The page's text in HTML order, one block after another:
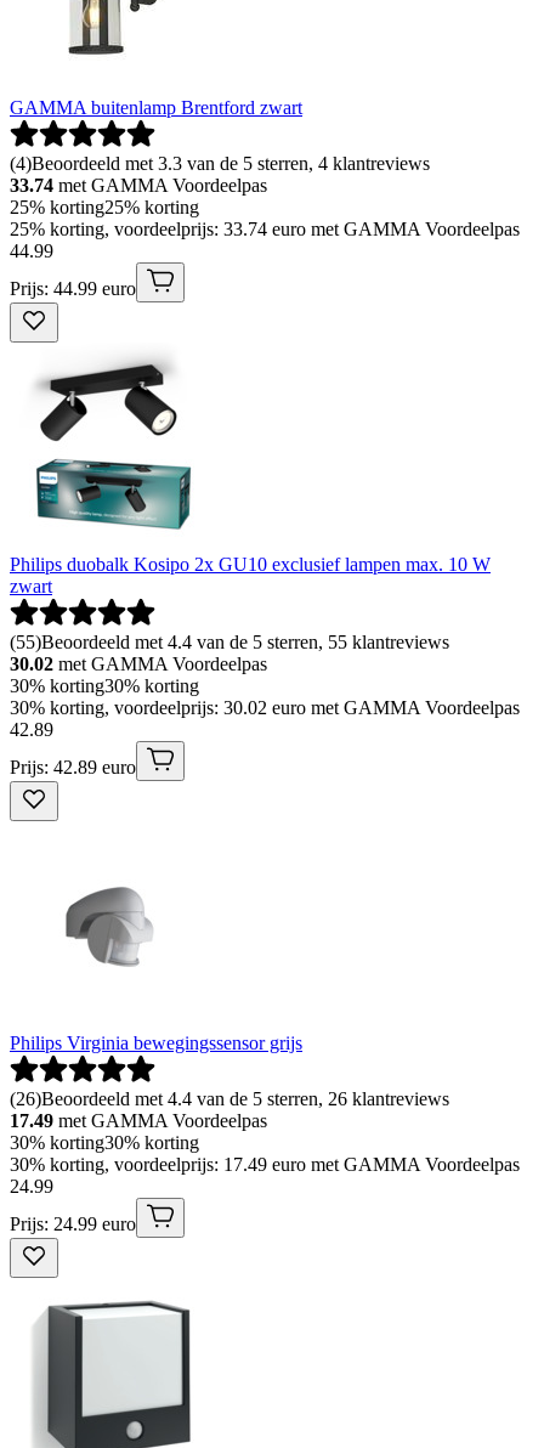
GAMMA buitenlamp Brentford zwart
(4)Beoordeeld met 3.3 van de 5 sterren, 4 klantreviews
33.74 met GAMMA Voordeelpas
25% korting25% korting
25% korting, voordeelprijs: 33.74 euro met GAMMA Voordeelpas
44.99
Prijs: 44.99 euro
Philips duobalk Kosipo 2x GU10 exclusief lampen max. 10 W
zwart
(55)Beoordeeld met 4.4 van de 5 sterren, 55 klantreviews
30.02 met GAMMA Voordeelpas
30% korting30% korting
30% korting, voordeelprijs: 30.02 euro met GAMMA Voordeelpas
42.89
Prijs: 42.89 euro
Philips Virginia bewegingssensor grijs
(26)Beoordeeld met 4.4 van de 5 sterren, 26 klantreviews
17.49 met GAMMA Voordeelpas
30% korting30% korting
30% korting, voordeelprijs: 17.49 euro met GAMMA Voordeelpas
24.99
Prijs: 24.99 euro